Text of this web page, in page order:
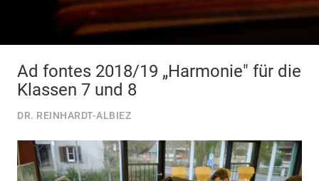
Ad fontes 2018/19 „Harmonie" für die
Klassen 7 und 8
DR. REINHARDT-ALBIEZ